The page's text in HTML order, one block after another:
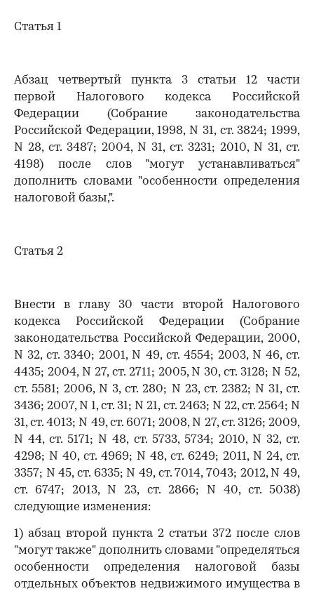
Статья 1
Абзац четвертый пункта 3 статьи 12 части
первой Налогового кодекса Российской
Федерации (Собрание законодательства
Российской Федерации, 1998, N 31, ст. 3824; 1999,
N 28, ст. 3487; 2004, N 31, ст. 3231; 2010, N 31, ст.
4198) после слов "могут устанавливаться"
дополнить словами "особенности определения
налоговой базы,".
Статья 2
Внести в главу 30 части второй Налогового
кодекса Российской Федерации (Собрание
законодательства Российской Федерации, 2000,
N 32, ст. 3340; 2001, N 49, ст. 4554; 2003, N 46, ст.
4435; 2004, N 27, ст. 2711; 2005, N 30, ст. 3128; N 52,
ст. 5581; 2006, N 3, ст. 280; N 23, ст. 2382; N 31, ст.
3436; 2007, N 1, ст. 31; N 21, ст. 2463; N 22, ст. 2564; N
31, ст. 4013; N 49, ст. 6071; 2008, N 27, ст. 3126; 2009,
N 44, ст. 5171; N 48, ст. 5733, 5734; 2010, N 32, ст.
4298; N 40, ст. 4969; N 48, ст. 6249; 2011, N 24, ст.
3357; N 45, ст. 6335; N 49, ст. 7014, 7043; 2012, N 49,
ст. 6747; 2013, N 23, ст. 2866; N 40, ст. 5038)
следующие изменения:
1) абзац второй пункта 2 статьи 372 после слов
"могут также" дополнить словами "определяться
особенности определения налоговой базы
отдельных объектов недвижимого имущества в